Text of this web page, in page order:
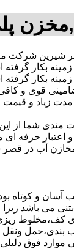
شیرین شرکت
زمینه بکار
بکار
قوی و
مدت زیاد و
مندی شما
اعتبار حرفه
آب در قصر
و کوتاه
می باشد زیرا
ریزی
ونقل
موارد فوق